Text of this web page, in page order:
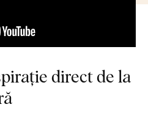
direct de la